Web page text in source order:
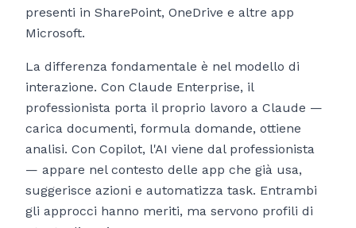
presenti in SharePoint, OneDrive e altre app
Microsoft.
La differenza fondamentale è nel modello di
interazione. Con Claude Enterprise, il
professionista porta il proprio lavoro a Claude —
carica documenti, formula domande, ottiene
analisi. Con Copilot, l'AI viene dal professionista
— appare nel contesto delle app che già usa,
suggerisce azioni e automatizza task. Entrambi
gli approcci hanno meriti, ma servono profili di